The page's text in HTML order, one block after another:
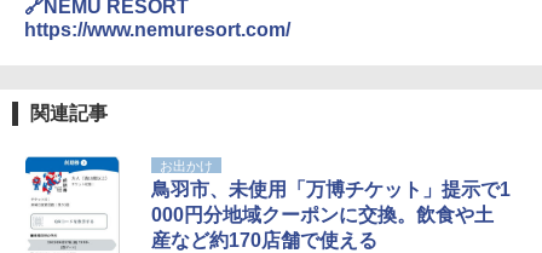
🔗NEMU RESORT
https://www.nemuresort.com/
関連記事
お出かけ
鳥羽市、未使用「万博チケット」提示で1
000円分地域クーポンに交換。飲食や土
産など約170店舗で使える